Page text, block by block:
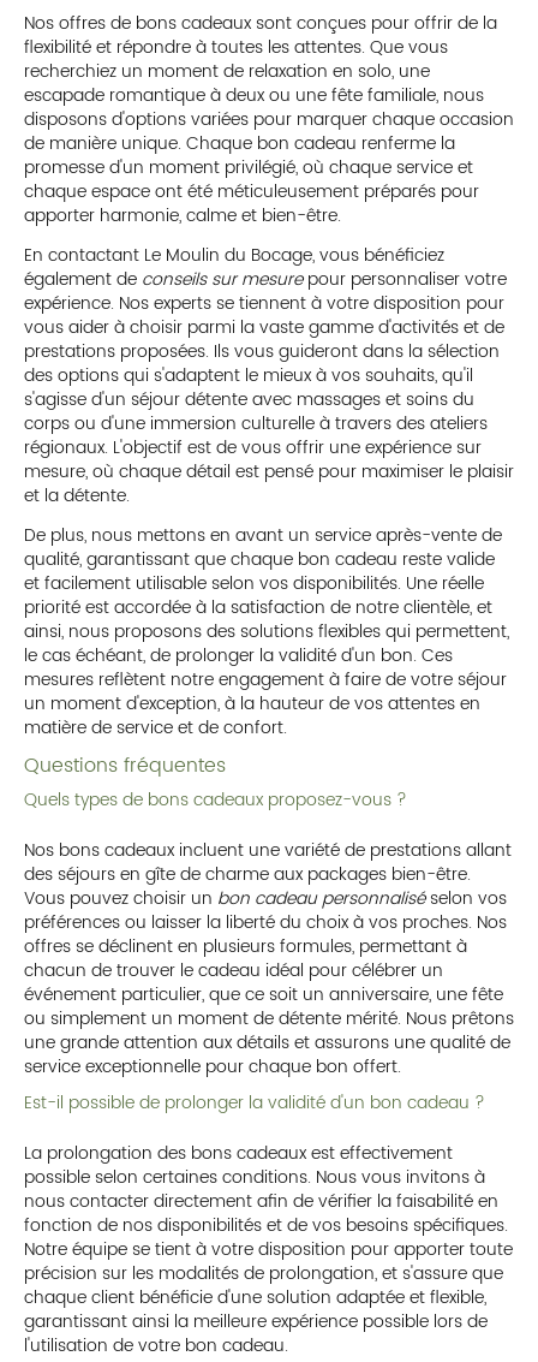
Nos offres de bons cadeaux sont conçues pour offrir de la
flexibilité et répondre à toutes les attentes. Que vous
recherchiez un moment de relaxation en solo, une
escapade romantique à deux ou une fête familiale, nous
disposons d'options variées pour marquer chaque occasion
de manière unique. Chaque bon cadeau renferme la
promesse d'un moment privilégié, où chaque service et
chaque espace ont été méticuleusement préparés pour
apporter harmonie, calme et bien-être.
En contactant Le Moulin du Bocage, vous bénéficiez
également de conseils sur mesurepour personnaliser votre
expérience. Nos experts se tiennent à votre disposition pour
vous aider à choisir parmi la vaste gamme d'activités et de
prestations proposées. Ils vous guideront dans la sélection
des options qui s'adaptent le mieux à vos souhaits, qu'il
s'agisse d'un séjour détente avec massages et soins du
corps ou d'une immersion culturelle à travers des ateliers
régionaux. L'objectif est de vous offrir une expérience sur
mesure, où chaque détail est pensé pour maximiser le plaisir
et la détente.
De plus, nous mettons en avant un service après-vente de
qualité, garantissant que chaque bon cadeau reste valide
et facilement utilisable selon vos disponibilités. Une réelle
priorité est accordée à la satisfaction de notre clientèle, et
ainsi, nous proposons des solutions flexibles qui permettent,
le cas échéant, de prolonger la validité d'un bon. Ces
mesures reflètent notre engagement à faire de votre séjour
un moment d'exception, à la hauteur de vos attentes en
matière de service et de confort.
Questions fréquentes
Quels types de bons cadeaux proposez-vous ?
Nos bons cadeaux incluent une variété de prestations allant
des séjours en gîte de charme aux packages bien-être.
Vous pouvez choisir un bon cadeau personnaliséselon vos
préférences ou laisser la liberté du choix à vos proches. Nos
offres se déclinent en plusieurs formules, permettant à
chacun de trouver le cadeau idéal pour célébrer un
événement particulier, que ce soit un anniversaire, une fête
ou simplement un moment de détente mérité. Nous prêtons
une grande attention aux détails et assurons une qualité de
service exceptionnelle pour chaque bon offert.
Est-il possible de prolonger la validité d'un bon cadeau ?
La prolongation des bons cadeaux est effectivement
possible selon certaines conditions. Nous vous invitons à
nous contacter directement afin de vérifier la faisabilité en
fonction de nos disponibilités et de vos besoins spécifiques.
Notre équipe se tient à votre disposition pour apporter toute
précision sur les modalités de prolongation, et s'assure que
chaque client bénéficie d'une solution adaptée et flexible,
garantissant ainsi la meilleure expérience possible lors de
l'utilisation de votre bon cadeau.